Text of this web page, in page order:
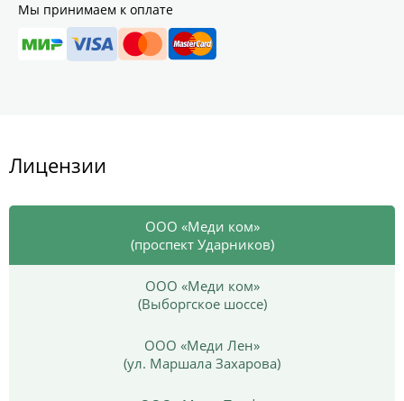
Мы принимаем к оплате
Лицензии
ООО «Меди ком»
(проспект Ударников)
ООО «Меди ком»
(Выборгское шоссе)
ООО «Меди Лен»
(ул. Маршала Захарова)